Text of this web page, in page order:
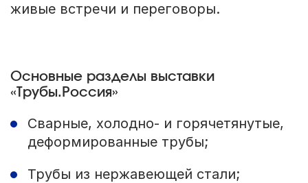
живые встречи и переговоры.
Основные разделы выставки
«Трубы.Россия»
Сварные, холодно- и горячетянутые,
деформированные трубы;
Трубы из нержавеющей стали;